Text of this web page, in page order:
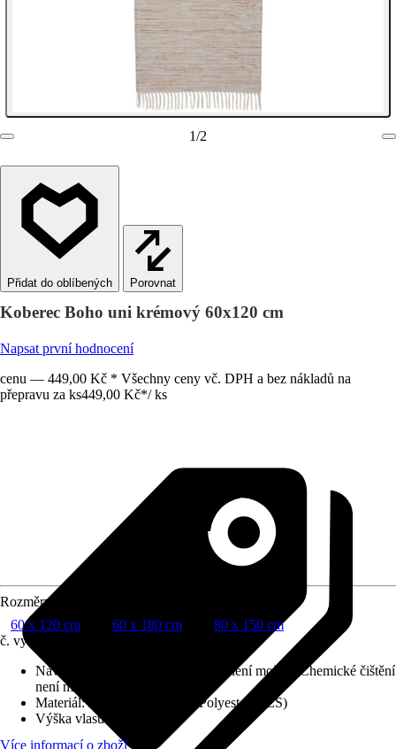
1/2
Porovnat
Koberec Boho uni krémový 60x120 cm
Napsat první hodnocení
cenu — 449,00 Kč * Všechny ceny vč. DPH a bez nákladů na
přepravu za ks449,00 Kč*/ ks
Rozměry (ŠxD)
60 x 120 cm
60 x 180 cm
80 x 150 cm
č. výrobku
Návod na údržbu
Bělení chlórem není možné, Chemické čištění
není možné, Neprat
Materiál: Juta, Vlna, Bavlna, Polyester (PES)
Výška vlasu (cca)
Více informací o zboží